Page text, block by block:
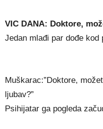
VIC DANA: Doktore,
Jedan mlađi par dođe kod
Muškarac:”Doktore,
ljubav?”
Psihijatar ga pogleda